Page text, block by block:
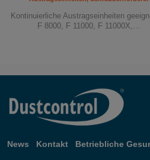
Kontinuierliche Austragseinheiten
F 8000, F 11000, F 11000X,…
News Kontakt Betriebliche